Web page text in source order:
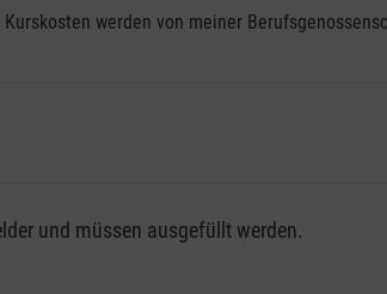
werden von meiner
/ Unfallkasse nutzen,
der vollen Kursgebühr als Selbstzahler.
und müssen ausgefüllt werden.